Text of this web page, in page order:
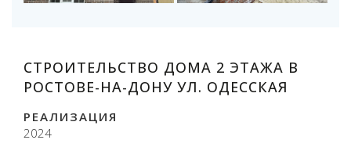
СТРОИТЕЛЬСТВО ДОМА 2 ЭТАЖА В
РОСТОВЕ-НА-ДОНУ УЛ. ОДЕССКАЯ
РЕАЛИЗАЦИЯ
2024